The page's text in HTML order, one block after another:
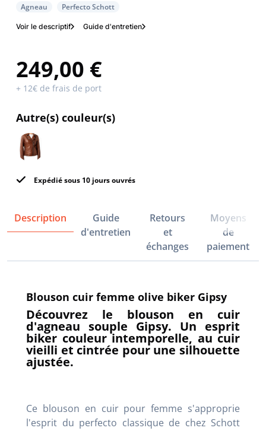
Agneau Perfecto Schott
Voir le descriptif Guide d'entretien
249,00 €
+ 12€ de frais de port
Autre(s) couleur(s)
Expédié sous 10 jours ouvrés
Description
Guide
d'entretien
Retours
et
échanges
Moyens
de
paiement
Blouson cuir femme olive biker Gipsy
Découvrez le blouson en cuir
d'agneau souple Gipsy. Un esprit
biker couleur intemporelle, au cuir
vieilli et cintrée pour une silhouette
ajustée.
Ce blouson en cuir pour femme s'approprie
l'esprit du perfecto classique de chez Schott